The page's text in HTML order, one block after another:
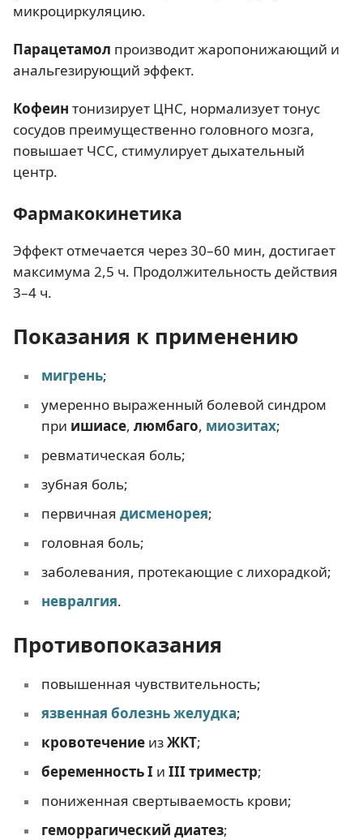
микроциркуляцию.
Парацетамол производит жаропонижающий и
анальгезирующий эффект.
Кофеин тонизирует ЦНС, нормализует тонус
сосудов преимущественно головного мозга,
повышает ЧСС, стимулирует дыхательный
центр.
Фармакокинетика
Эффект отмечается через 30–60 мин, достигает
максимума 2,5 ч. Продолжительность действия
3–4 ч.
Показания к применению
мигрень;
умеренно выраженный болевой синдром
при ишиасе, люмбаго, миозитах;
ревматическая боль;
зубная боль;
первичная дисменорея;
головная боль;
заболевания, протекающие с лихорадкой;
невралгия.
Противопоказания
повышенная чувствительность;
язвенная болезнь желудка;
кровотечение изЖКТ;
беременность I и III триместр;
пониженная свертываемость крови;
геморрагический диатез;